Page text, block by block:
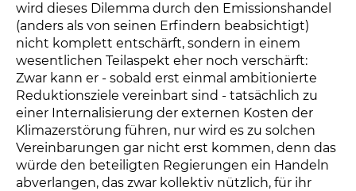
wird dieses Dilemma durch den Emissionshandel
(anders als von seinen Erfindern beabsichtigt)
nicht komplett entschärft, sondern in einem
wesentlichen Teilaspekt eher noch verschärft:
Zwar kann er - sobald erst einmal ambitionierte
Reduktionsziele vereinbart sind - tatsächlich zu
einer Internalisierung der externen Kosten der
Klimazerstörung führen, nur wird es zu solchen
Vereinbarungen gar nicht erst kommen, denn das
würde den beteiligten Regierungen ein Handeln
abverlangen, das zwar kollektiv nützlich, für ihr